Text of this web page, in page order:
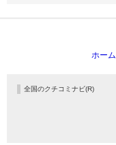
ホーム
全国のクチコミナビ(R)